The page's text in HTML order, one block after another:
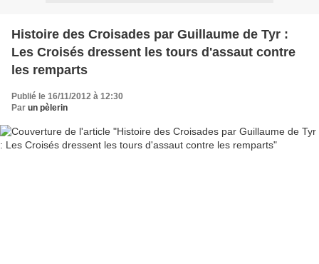
Histoire des Croisades par Guillaume de Tyr :
Les Croisés dressent les tours d'assaut contre
les remparts
Publié le 16/11/2012 à 12:30
Par un pèlerin